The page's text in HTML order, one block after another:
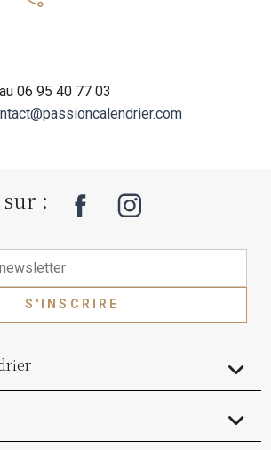
06 95 40 77 03
:
S'INSCRIRE